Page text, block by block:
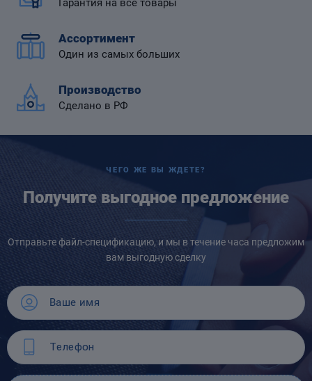
Гарантия на все товары
Ассортимент
Один из самых больших
Производство
Сделано в РФ
ЧЕГО ЖЕ ВЫ ЖДЕТЕ?
Получите выгодное предложение
Отправьте файл-спецификацию, и мы в течение часа предложим
вам выгодную сделку